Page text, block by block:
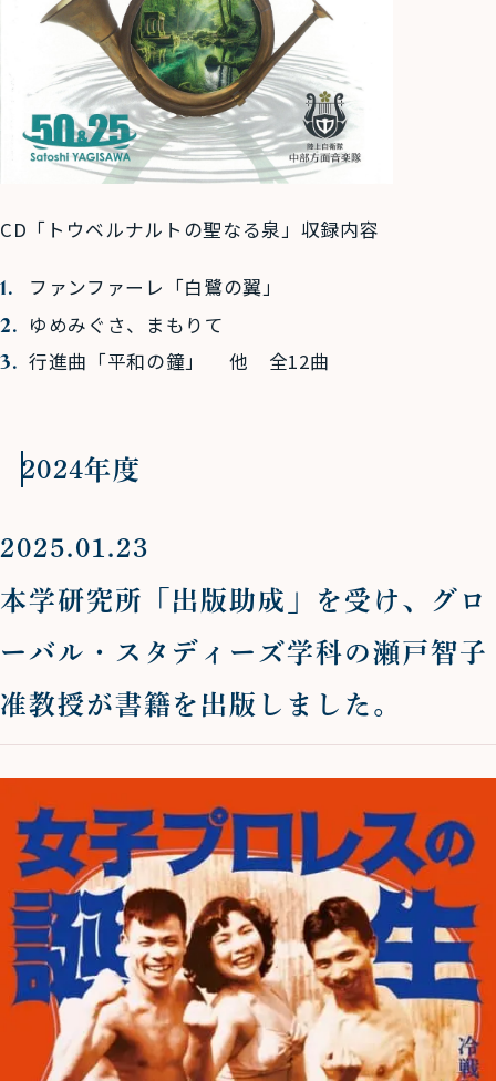
CD「トウベルナルトの聖なる泉」収録内容
ファンファーレ「白鷺の翼」
ゆめみぐさ、まもりて
行進曲「平和の鐘」 他 全12曲
2024年度
2025.01.23
本学研究所「出版助成」を受け、グロ
ーバル・スタディーズ学科の瀬戸智子
准教授が書籍を出版しました。